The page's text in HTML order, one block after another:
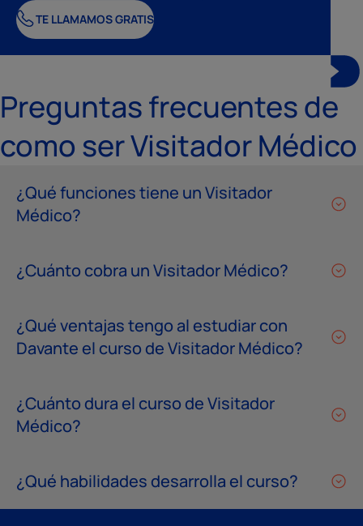
TE LLAMAMOS GRATIS
Preguntas frecuentes de
como ser Visitador Médico
¿Qué funciones tiene un Visitador
Médico?
¿Cuánto cobra un Visitador Médico?
¿Qué ventajas tengo al estudiar con
Davante el curso de Visitador Médico?
¿Cuánto dura el curso de Visitador
Médico?
¿Qué habilidades desarrolla el curso?